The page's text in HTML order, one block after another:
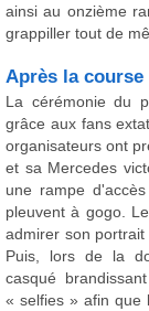
ainsi au onzième
grappiller tout de
Après la course
La cérémonie du
grâce aux fans
organisateurs ont
et sa Mercedes
une rampe
pleuvent à gogo.
admirer son
Puis, lors de la
casqué
« selfies » afin que